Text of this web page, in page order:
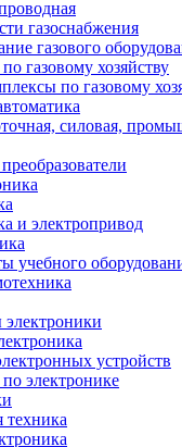
газоснабжения
газового
газовому хозяйству
по газовому
силовая,
и электропривод
учебного
устройств
электронике
техника